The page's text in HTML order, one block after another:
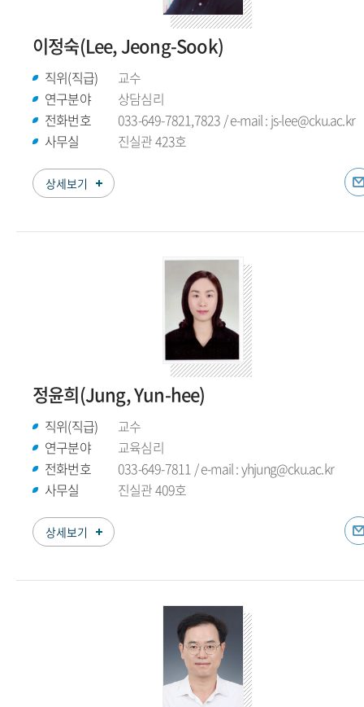
이정숙(Lee, Jeong-Sook)
직위(직급)
교수
연구분야
상담심리
전화번호
033-649-7821,7823 / e-mail : js-lee@cku.ac.kr
사무실
진실관 423호
상세보기
정윤희(Jung, Yun-hee)
직위(직급)
교수
연구분야
교육심리
전화번호
033-649-7811 / e-mail : yhjung@cku.ac.kr
사무실
진실관 409호
상세보기